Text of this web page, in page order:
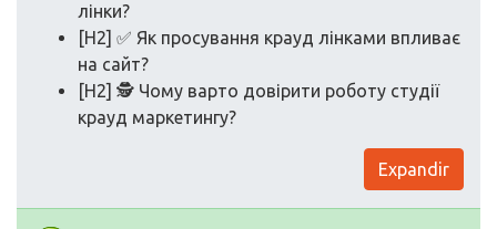
лінки?
[H2] ✅ Як просування крауд лінками впливає
на сайт?
[H2] 🕵️ Чому варто довірити роботу студії
крауд маркетингу?
Expandir